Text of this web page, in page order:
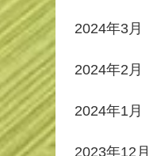
2024年3月
2024年2月
2024年1月
2023年12月